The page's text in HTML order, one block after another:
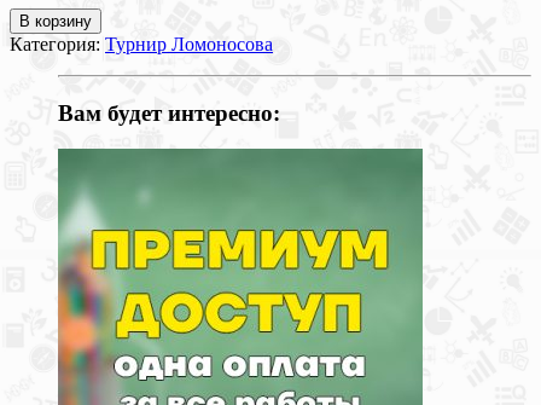
В корзину
Категория: Турнир Ломоносова
Вам будет интересно: